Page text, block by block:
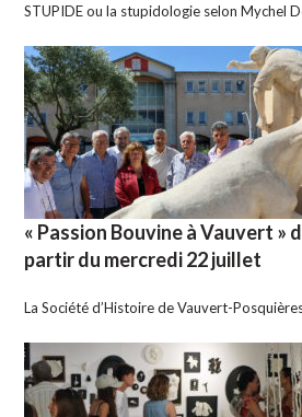
STUPIDE ou la stupidologie selon Mychel
« Passion Bouvine à Vauvert »
partir du mercredi 22 juillet
La Société d’Histoire de Vauvert-